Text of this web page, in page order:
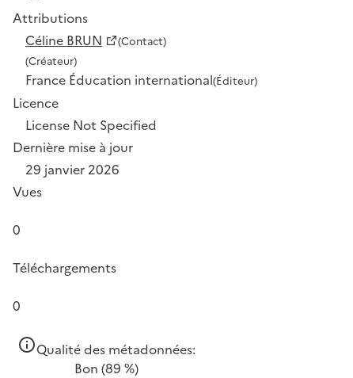
Attributions
Céline BRUN
(Contact)
(Créateur)
France Éducation international(Éditeur)
Licence
License Not Specified
Dernière mise à jour
29 janvier 2026
Vues
0
Téléchargements
0
Qualité des métadonnées:
Bon (89 %)